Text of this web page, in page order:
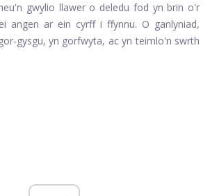
gwylio llawer o deledu fod yn brin o'r
angen ar ein cyrff i ffynnu. O ganlyniad,
gysgu, yn gorfwyta, ac yn teimlo'n swrth